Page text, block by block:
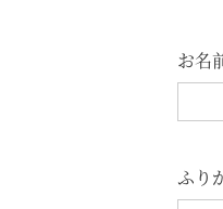
お名
ふり